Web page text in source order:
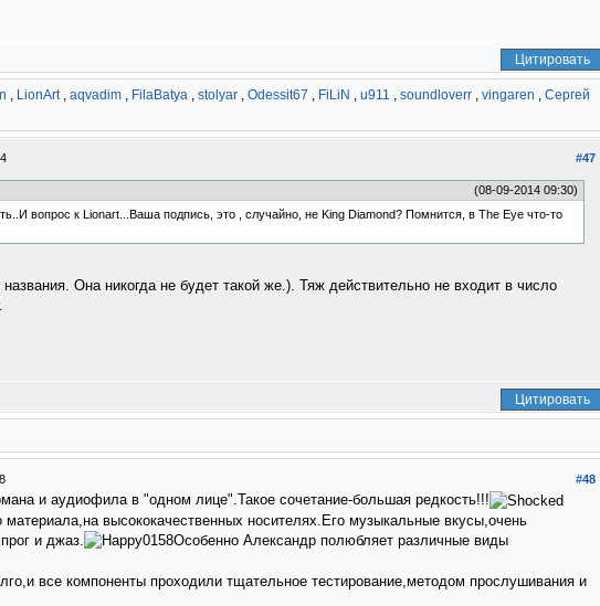
Цитировать
, LionArt, aqvadim , FilaBatya , stolyar , Odessit67 , FiLiN , u911 , soundloverr , vingaren , Сергей
#47
(08-09-2014 09:30)
вопрос к Lionart...Ваша подпись, это , случайно, не King Diamond? Помнится, в The Eye что-то
Она никогда не будет такой же.). Тяж действительно не входит в число
Цитировать
#48
и аудиофила в "одном лице".Такое сочетание-большая редкость!!!
высококачественных носителях.Его музыкальные вкусы,очень
и джаз.
Особенно Александр полюбляет различные виды
все компоненты проходили тщательное тестирование,методом прослушивания и